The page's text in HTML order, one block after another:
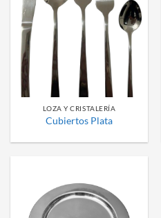
LOZA Y CRISTALERÍA
Cubiertos Plata